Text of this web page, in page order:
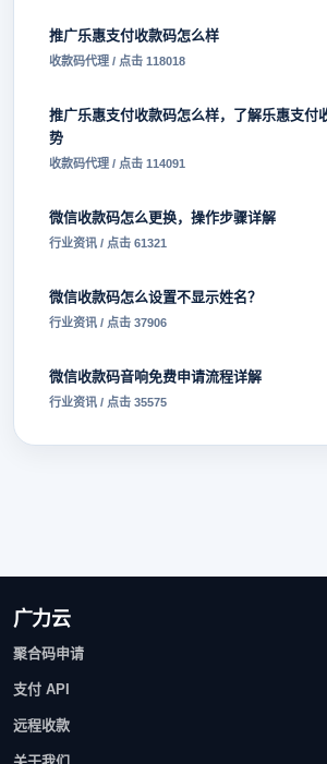
推广乐惠支付收款码怎么样
收款码代理 / 点击 118018
推广乐惠支付收款码怎么样，了解乐惠支付
势
收款码代理 / 点击 114091
微信收款码怎么更换，操作步骤详解
行业资讯 / 点击 61321
微信收款码怎么设置不显示姓名？
行业资讯 / 点击 37906
微信收款码音响免费申请流程详解
行业资讯 / 点击 35575
广力云
聚合码申请
支付 API
远程收款